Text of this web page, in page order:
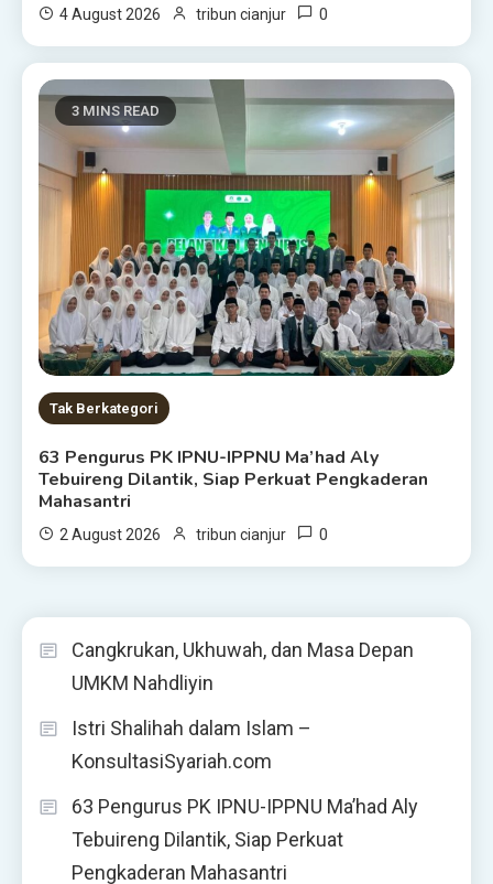
4 August 2026 tribun cianjur 0
3 MINS READ
Tak Berkategori
63 Pengurus PK IPNU-IPPNU Ma’had Aly
Tebuireng Dilantik, Siap Perkuat Pengkaderan
Mahasantri
2 August 2026 tribun cianjur 0
Cangkrukan, Ukhuwah, dan Masa Depan
UMKM Nahdliyin
Istri Shalihah dalam Islam –
KonsultasiSyariah.com
63 Pengurus PK IPNU-IPPNU Ma’had Aly
Tebuireng Dilantik, Siap Perkuat
Pengkaderan Mahasantri